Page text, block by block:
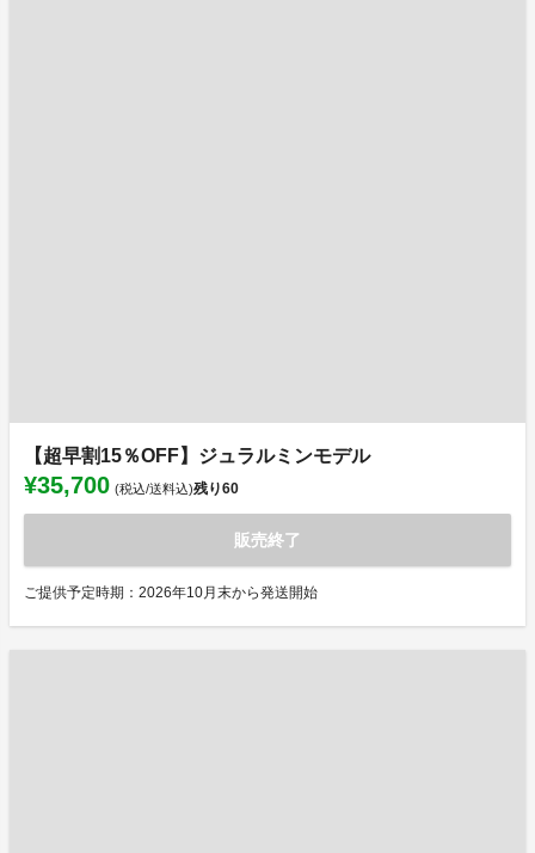
【超早割15％OFF】ジュラルミンモデル
¥35,700 (税込/送料込)残り60
販売終了
ご提供予定時期：2026年10月末から発送開始